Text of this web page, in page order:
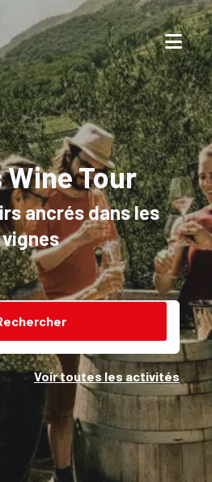
Tour
ancrés dans les
vignes
Voir toutes les activités